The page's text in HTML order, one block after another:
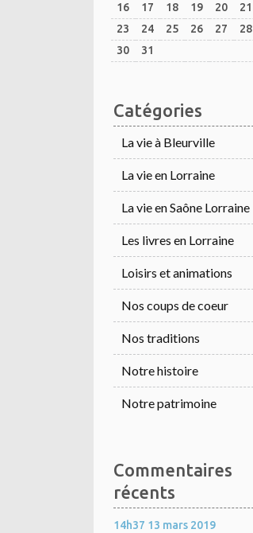
16
17 18 19 20 21
23
24 25 26 27 28
30
31
Catégories
La vie à Bleurville
La vie en Lorraine
La vie en Saône Lorraine
Les livres en Lorraine
Loisirs et animations
Nos coups de coeur
Nos traditions
Notre histoire
Notre patrimoine
Commentaires
récents
14h37 13 mars 2019